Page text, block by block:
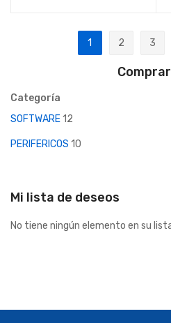
Página
Actualmente
1
2
3
Categoría
SOFTWARE12
PERIFERICOS 10
Mi lista de deseos
No tiene ningún elemento en su